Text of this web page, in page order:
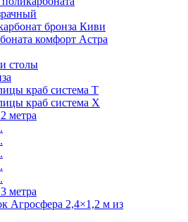
бронза Киви
комфорт Астра
столы
краб система Т
краб система Х
метра
метра
Агросфера 2,4×1,2 м из